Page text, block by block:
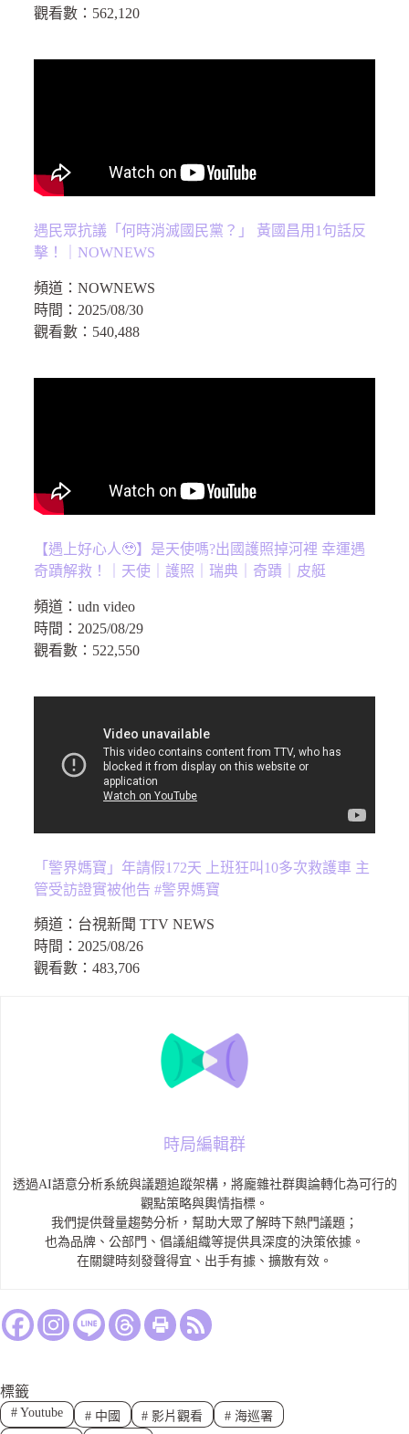
觀看數： 562,120
遇民眾抗議「何時消滅國民黨？」 黃國昌用1句話反
擊！｜NOWNEWS
頻道： NOWNEWS
時間： 2025/08/30
觀看數： 540,488
【遇上好心人🥹】是天使嗎?出國護照掉河裡 幸運遇
奇蹟解救！｜天使｜護照｜瑞典｜奇蹟｜皮艇
頻道： udn video
時間： 2025/08/29
觀看數： 522,550
「警界媽寶」年請假172天 上班狂叫10多次救護車 主
管受訪證實被他告 #警界媽寶
頻道： 台視新聞 TTV NEWS
時間： 2025/08/26
觀看數： 483,706
時局編輯群
透過AI語意分析系統與議題追蹤架構，將龐雜社群輿論轉化為可行的
觀點策略與輿情指標。
我們提供聲量趨勢分析，幫助大眾了解時下熱門議題；
也為品牌、公部門、倡議組織等提供具深度的決策依據。
在關鍵時刻發聲得宜、出手有據、擴散有效。
標籤
#Youtube #中國 # 影片觀看 # 海巡署